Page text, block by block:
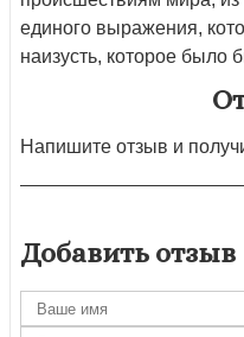
единого выражения,
наизусть, которое было
Напишите отзыв и
Добавить отзыв